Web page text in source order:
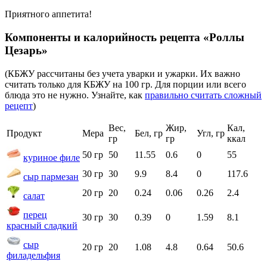
Приятного аппетита!
Компоненты и калорийность рецепта «Роллы
Цезарь»
(КБЖУ рассчитаны без учета уварки и ужарки. Их важно
считать только для КБЖУ на 100 гр. Для порции или всего
блюда это не нужно. Узнайте, как правильно считать сложный
рецепт)
Продукт Мера
Вес,
гр
Бел, гр
Жир,
гр
Угл, гр
Кал,
ккал
куриное филе 50 гр 50 11.55 0.6 0 55
сыр пармезан 30 гр 30 9.9 8.4 0 117.6
салат 20 гр 20 0.24 0.06 0.26 2.4
перец
красный сладкий
30 гр 30 0.39 0 1.59 8.1
сыр
филадельфия
20 гр 20 1.08 4.8 0.64 50.6